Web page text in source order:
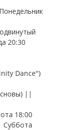
20:30
Dance")
||
18:00
Суббота